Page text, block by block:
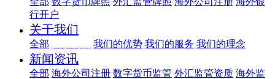
行开户
关于我们
全部 我们的优势 我们的服务 我们的理念
新闻资讯
全部 海外公司注册 数字货币监管 外汇监管资质 海外监